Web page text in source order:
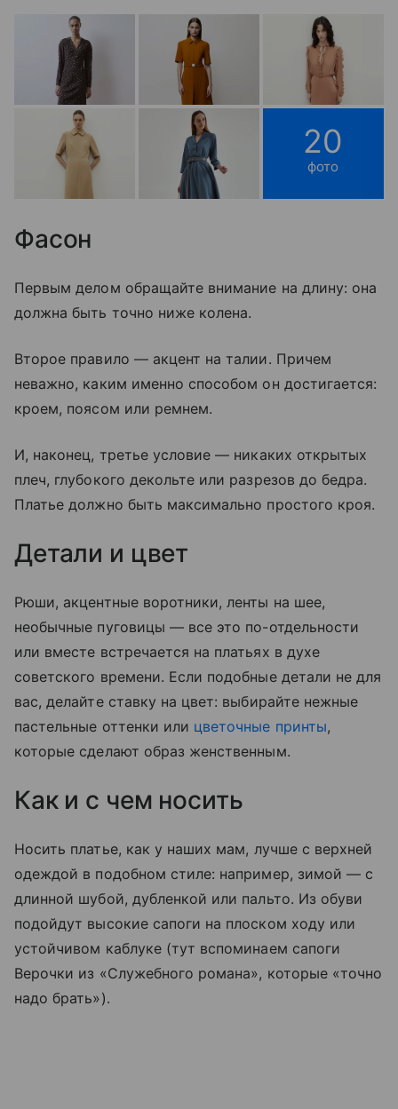
20
фото
Фасон
Первым делом обращайте внимание на длину: она
должна быть точно ниже колена.
Второе правило — акцент на талии. Причем
неважно, каким именно способом он достигается:
кроем, поясом или ремнем.
И, наконец, третье условие — никаких открытых
плеч, глубокого декольте или разрезов до бедра.
Платье должно быть максимально простого кроя.
Детали и цвет
Рюши, акцентные воротники, ленты на шее,
необычные пуговицы — все это по-отдельности
или вместе встречается на платьях в духе
советского времени. Если подобные детали не для
вас, делайте ставку на цвет: выбирайте нежные
пастельные оттенки или цветочные принты,
которые сделают образ женственным.
Как и с чем носить
Носить платье, как у наших мам, лучше с верхней
одеждой в подобном стиле: например, зимой— с
длинной шубой, дубленкой или пальто. Из обуви
подойдут высокие сапоги на плоском ходу или
устойчивом каблуке (тут вспоминаем сапоги
Верочки из «Служебного романа», которые «точно
надо брать»).